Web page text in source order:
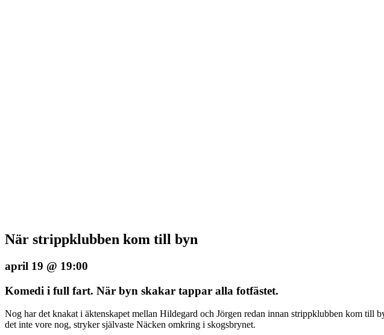
När strippklubben kom till byn
april 19 @ 19:00
Komedi i full fart. När byn skakar tappar alla fotfästet.
Nog har det knakat i äktenskapet mellan Hildegard och Jörgen redan innan strippklubben kom
det inte vore nog, stryker självaste Näcken omkring i skogsbrynet.